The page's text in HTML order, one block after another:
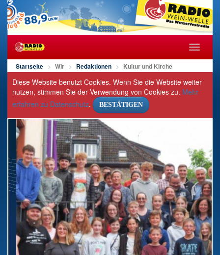
öffnen/
Startseite Wir Redaktionen Kultur und Kirche
Diese Website benutzt Cookies. Wenn Sie die Website weiter
nutzen, stimmen Sie der Verwendung von Cookies zu. Mehr
erfahren zu Datenschutz. BESTÄTIGEN